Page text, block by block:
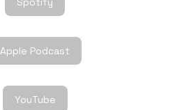
Apple Podcast
YouTube